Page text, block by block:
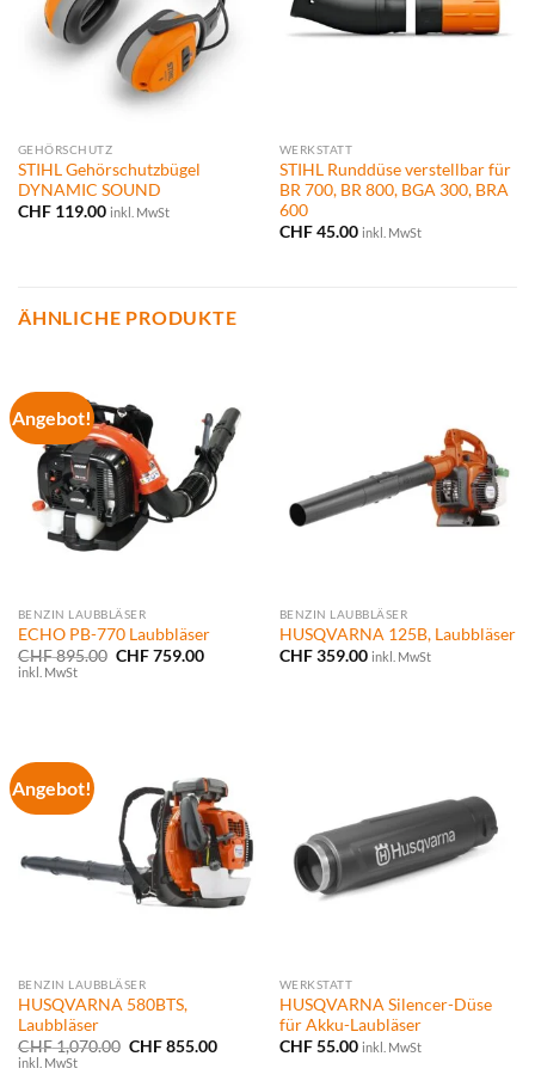
GEHÖRSCHUTZ
STIHL Gehörschutzbügel
DYNAMIC SOUND
CHF119.00 inkl. MwSt
WERKSTATT
STIHL Runddüse verstellbar für
BR 700, BR 800, BGA 300, BRA
600
CHF45.00 inkl. MwSt
ÄHNLICHE PRODUKTE
Angebot!
BENZIN LAUBBLÄSER
ECHO PB-770 Laubbläser
CHF895.00 Ursprünglicher
CHF759.00Aktueller
inkl. MwSt
BENZIN LAUBBLÄSER
HUSQVARNA 125B, Laubbläser
CHF359.00 inkl. MwSt
Angebot!
BENZIN LAUBBLÄSER
HUSQVARNA 580BTS,
Laubbläser
CHF1,070.00 Ursprünglicher
CHF855.00Aktueller
inkl. MwSt
WERKSTATT
HUSQVARNA Silencer-Düse
für Akku-Laubläser
CHF55.00 inkl. MwSt